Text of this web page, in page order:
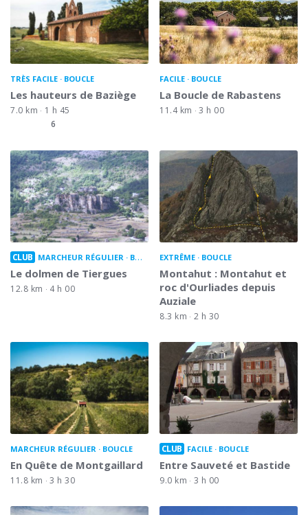
TRÈS FACILE BOUCLE
Les hauteurs de Baziège
7.0 km
1 h 45
6
FACILE BOUCLE
La Boucle de Rabastens
11.4 km 3 h 00
CLUB MARCHEUR RÉGULIER BOUCLE
Le dolmen de Tiergues
12.8 km 4 h 00
EXTRÊME BOUCLE
Montahut : Montahut et
roc d'Ourliades depuis
Auziale
8.3 km 2 h 30
MARCHEUR RÉGULIER BOUCLE
En Quête de Montgaillard
11.8 km 3 h 30
CLUB FACILE BOUCLE
Entre Sauveté et Bastide
9.0 km 3 h 00